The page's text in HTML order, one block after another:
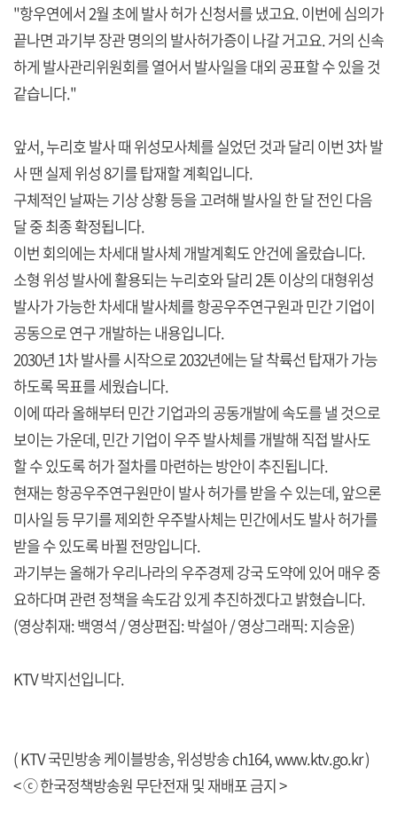
"항우연에서 2월 초에 발사 허가 신청서를 냈고요. 이번에 심의가
끝나면 과기부 장관 명의의 발사허가증이 나갈 거고요. 거의 신속
하게 발사관리위원회를 열어서 발사일을 대외 공표할 수 있을 것
같습니다."
앞서, 누리호 발사 때 위성모사체를 실었던 것과 달리 이번 3차 발
사 땐 실제 위성 8기를 탑재할 계획입니다.
구체적인 날짜는 기상 상황 등을 고려해 발사일 한 달 전인 다음
달 중 최종 확정됩니다.
이번 회의에는 차세대 발사체 개발계획도 안건에 올랐습니다.
소형 위성 발사에 활용되는 누리호와 달리 2톤 이상의 대형위성
발사가 가능한 차세대 발사체를 항공우주연구원과 민간 기업이
공동으로 연구 개발하는 내용입니다.
2030년 1차 발사를 시작으로 2032년에는 달 착륙선 탑재가 가능
하도록 목표를 세웠습니다.
이에 따라 올해부터 민간 기업과의 공동개발에 속도를 낼 것으로
보이는 가운데, 민간 기업이 우주 발사체를 개발해 직접 발사도
할 수 있도록 허가 절차를 마련하는 방안이 추진됩니다.
현재는 항공우주연구원만이 발사 허가를 받을 수 있는데, 앞으론
미사일 등 무기를 제외한 우주발사체는 민간에서도 발사 허가를
받을 수 있도록 바뀔 전망입니다.
과기부는 올해가 우리나라의 우주경제 강국 도약에 있어 매우 중
요하다며 관련 정책을 속도감 있게 추진하겠다고 밝혔습니다.
(영상취재: 백영석 / 영상편집: 박설아 / 영상그래픽: 지승윤)
KTV 박지선입니다.
( KTV 국민방송 케이블방송, 위성방송 ch164,www.ktv.go.kr)
< ⓒ 한국정책방송원 무단전재 및 재배포 금지 >